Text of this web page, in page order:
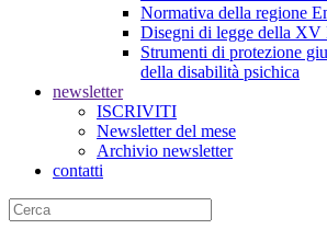
Normativa della regione
Disegni di legge della XV
Strumenti di protezione
della disabilità psichica
newsletter
ISCRIVITI
Newsletter del mese
Archivio newsletter
contatti